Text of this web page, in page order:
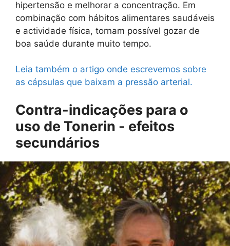
hipertensão e melhorar a concentração. Em
combinação com hábitos alimentares saudáveis
e actividade física, tornam possível gozar de
boa saúde durante muito tempo.
Leia também o artigo onde escrevemos sobre
as cápsulas que baixam a pressão arterial.
Contra-indicações para o
uso de Tonerin - efeitos
secundários